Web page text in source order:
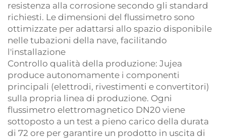
resistenza alla corrosione secondo gli standard
richiesti. Le dimensioni del flussimetro sono
ottimizzate per adattarsi allo spazio disponibile
nelle tubazioni della nave, facilitando
l'installazione
Controllo qualità della produzione: Jujea
produce autonomamente i componenti
principali (elettrodi, rivestimenti e convertitori)
sulla propria linea di produzione. Ogni
flussimetro elettromagnetico DN20 viene
sottoposto a un test a pieno carico della durata
di 72 ore per garantire un prodotto in uscita di